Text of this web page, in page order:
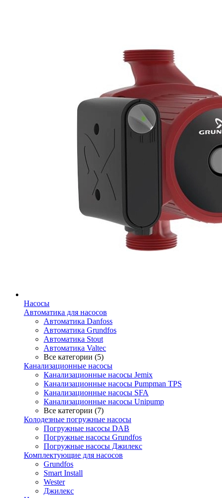
Насосы
Автоматика для насосов
Автоматика Danfoss
Автоматика Grundfos
Автоматика Stout
Автоматика Valtec
Все категории (5)
Канализационные насосы
Канализационные насосы Jemix
Канализационные насосы Pumpman TPS
Канализационные насосы SFA
Канализационные насосы Unipump
Все категории (7)
Колодезные погружные насосы
Погружные насосы DAB
Погружные насосы Grundfos
Погружные насосы Джилекс
Комплектующие для насосов
Grundfos
Smart Install
Wester
Джилекс